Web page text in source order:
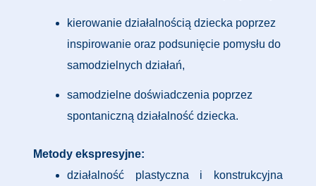
kierowanie działalnością dziecka poprzez
inspirowanie oraz podsunięcie pomysłu do
samodzielnych działań,
samodzielne doświadczenia poprzez
spontaniczną działalność dziecka.
Metody ekspresyjne:
działalność plastyczna i konstrukcyjna